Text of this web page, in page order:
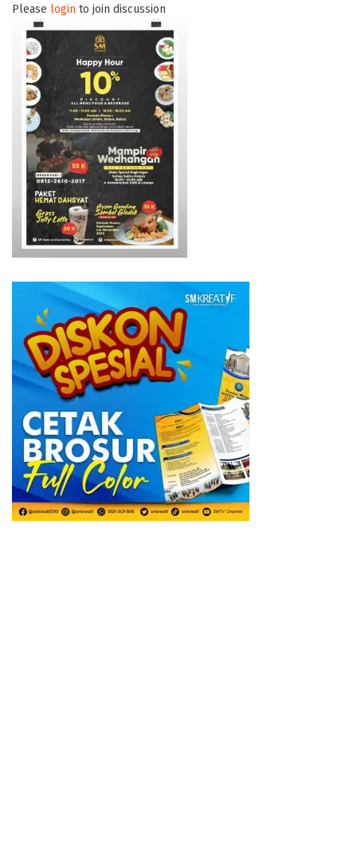
Please login to join discussion